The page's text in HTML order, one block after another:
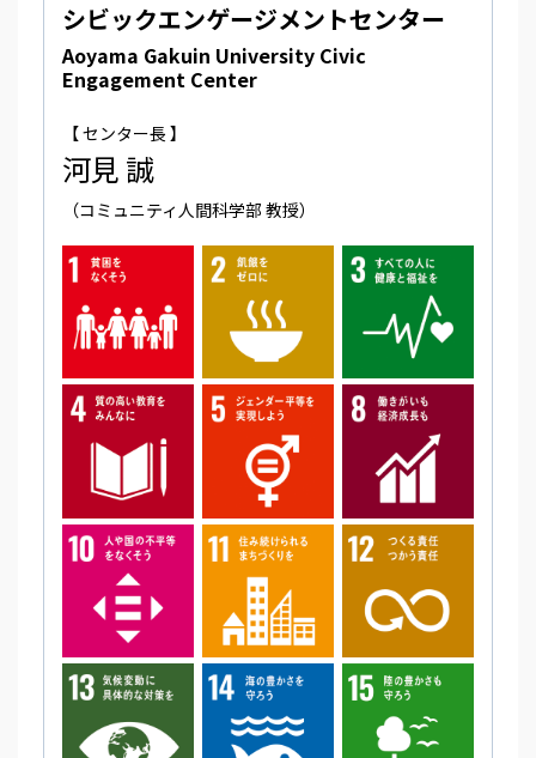
シビックエンゲージメントセンター
Aoyama Gakuin University Civic
Engagement Center
【 センター長 】
河見 誠
（コミュニティ人間科学部 教授）